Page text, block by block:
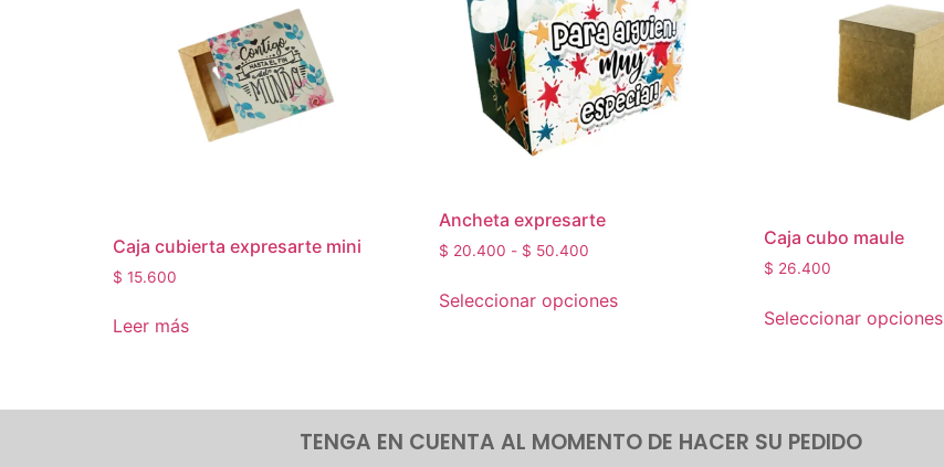
Caja cubierta expresarte mini
$ 15.600
Leer más
Ancheta expresarte
$ 20.400 - $ 50.400
Seleccionar opciones
Caja cubo maule
$ 26.400
Seleccionar opciones
TENGA EN CUENTA AL MOMENTO DE HACER SU PEDIDO